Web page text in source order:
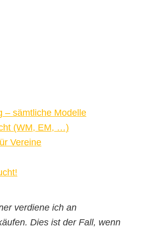
– sämtliche Modelle
(WM, EM, …)
Vereine
verdiene ich an
Dies ist der Fall, wenn